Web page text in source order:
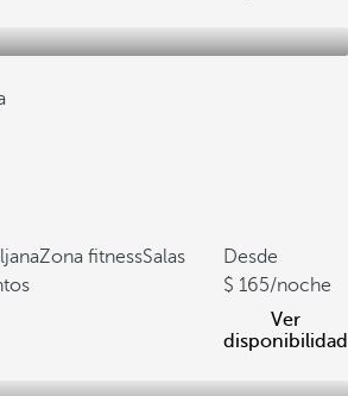
Zona fitnessSalas
Desde
165/noche
Ver
disponibilidad